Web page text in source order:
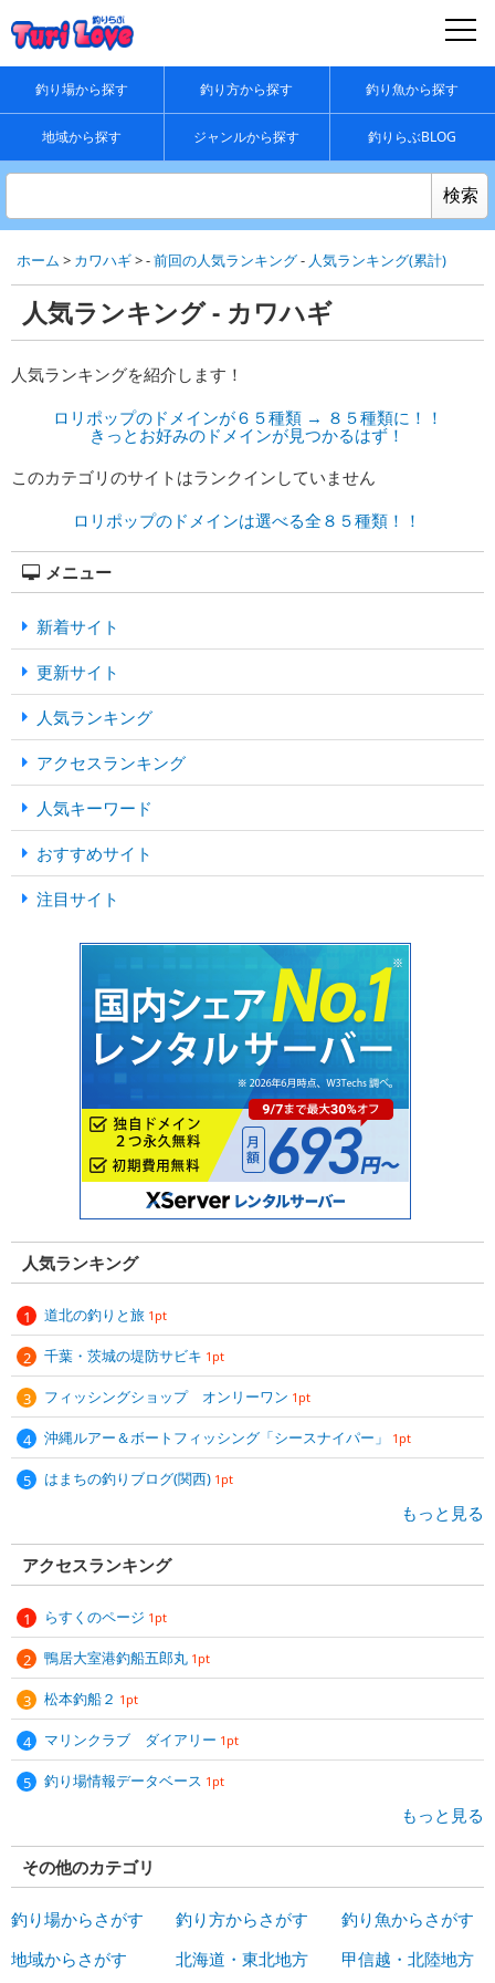
釣り場から探す 釣り方から探す 釣り魚から探す
地域から探す ジャンルから探す 釣りらぶBLOG
ホーム > カワハギ> -前回の人気ランキング- 人気ランキング(累計)
人気ランキング - カワハギ
人気ランキングを紹介します！
ロリポップのドメインが６５種類 → ８５種類に！！
きっとお好みのドメインが見つかるはず！
このカテゴリのサイトはランクインしていません
ロリポップのドメインは選べる全８５種類！！
メニュー
新着サイト
更新サイト
人気ランキング
アクセスランキング
人気キーワード
おすすめサイト
注目サイト
人気ランキング
道北の釣りと旅 1pt
千葉・茨城の堤防サビキ 1pt
フィッシングショップ オンリーワン 1pt
沖縄ルアー＆ボートフィッシング「シースナイパー」 1pt
はまちの釣りブログ(関西) 1pt
もっと見る
アクセスランキング
らすくのページ 1pt
鴨居大室港釣船五郎丸 1pt
松本釣船２ 1pt
マリンクラブ ダイアリー 1pt
釣り場情報データベース 1pt
もっと見る
その他のカテゴリ
釣り場からさがす 釣り方からさがす
釣り魚からさがす
地域からさがす
北海道・東北地方 甲信越・北陸地方